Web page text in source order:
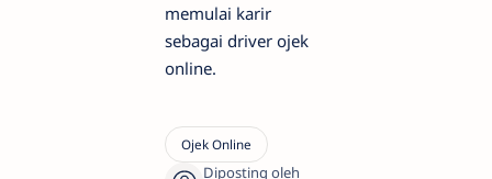
memulai karir
sebagai driver ojek
online.